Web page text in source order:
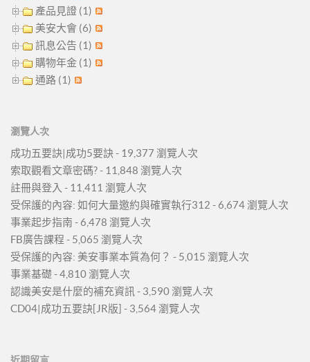
產品見證 (1)
美安大會 (6)
訊息公告 (1)
購物年金 (1)
通路 (1)
瀏覽人次
成功五要訣|成功5要訣- 19,377 瀏覽人次
索取觀看文章密碼?- 11,848 瀏覽人次
註冊與登入 - 11,411 瀏覽人次
受保護的內容: 如何大量邀約與確實執行312 - 6,674 瀏覽人次
事業起步指南 - 6,478 瀏覽人次
FB廣告課程 - 5,065 瀏覽人次
受保護的內容: 美安事業本質為何？ - 5,015 瀏覽人次
事業基礎- 4,810 瀏覽人次
認識美安是什麼的補充資訊 - 3,590 瀏覽人次
CD04|成功五要訣[JR版] - 3,564 瀏覽人次